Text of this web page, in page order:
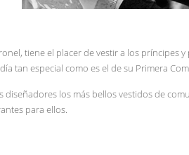
tiene el placer de vestir a los príncipes
tan especial como es el de su Primera
diseñadores los más bellos vestidos de
para ellos.